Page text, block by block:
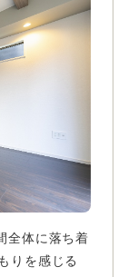
全体に落ち着
りを感じる